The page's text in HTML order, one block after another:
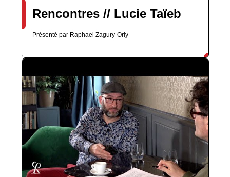
Rencontres // Lucie Taïeb
Présenté par Raphael Zagury-Orly